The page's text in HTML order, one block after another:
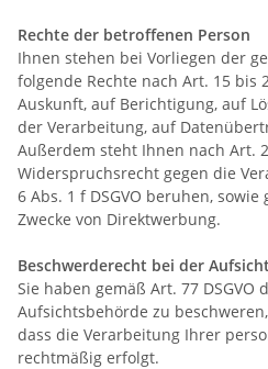
Rechte der betroffenen Person
Ihnen stehen bei Vorliegen der
folgende Rechte nach Art. 15 bis
Auskunft, auf Berichtigung, auf
der Verarbeitung, auf
Außerdem steht Ihnen nach Art.
Widerspruchsrecht gegen die
6 Abs. 1 f DSGVO beruhen,
Zwecke von Direktwerbung.
Beschwerderecht bei der
Sie haben gemäß Art. 77 DSGVO
Aufsichtsbehörde zu
dass die Verarbeitung Ihrer
rechtmäßig erfolgt.